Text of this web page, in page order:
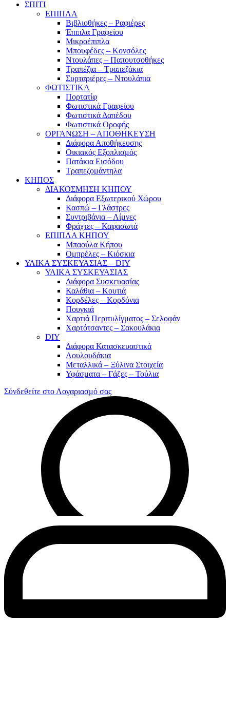
ΣΠΙΤΙ
ΕΠΙΠΛΑ
Βιβλιοθήκες – Ραφιέρες
Έπιπλα Γραφείου
Μικροέπιπλα
Μπουφέδες – Κονσόλες
Ντουλάπες – Παπουτσοθήκες
Τραπέζια – Τραπεζάκια
Συρταριέρες – Ντουλάπια
ΦΩΤΙΣΤΙΚΑ
Πορτατίφ
Φωτιστικά Γραφείου
Φωτιστικά Δαπέδου
Φωτιστικά Οροφής
ΟΡΓΑΝΩΣΗ – ΑΠΟΘΗΚΕΥΣΗ
Διάφορα Αποθήκευσης
Οικιακός Εξοπλισμός
Πατάκια Εισόδου
Τραπεζομάντηλα
ΚΗΠΟΣ
ΔΙΑΚΟΣΜΗΣΗ ΚΗΠΟΥ
Διάφορα Εξωτερικού Χώρου
Κασπώ – Γλάστρες
Συντριβάνια – Λίμνες
Φράχτες – Καφασωτά
ΕΠΙΠΛΑ ΚΗΠΟΥ
Μπαούλα Κήπου
Ομπρέλες – Κιόσκια
ΥΛΙΚΑ ΣΥΣΚΕΥΑΣΙΑΣ – DIY
ΥΛΙΚΑ ΣΥΣΚΕΥΑΣΙΑΣ
Διάφορα Συσκευασίας
Καλάθια – Κουτιά
Κορδέλες – Κορδόνια
Πουγκιά
Χαρτιά Περιτυλίγματος – Σελοφάν
Χαρτότσαντες – Σακουλάκια
DIY
Διάφορα Κατασκευαστικά
Λουλουδάκια
Μεταλλικά – Ξύλινα Στοιχεία
Υφάσματα – Γάζες – Τούλια
Σύνδεθείτε στο Λογαριασμό σας